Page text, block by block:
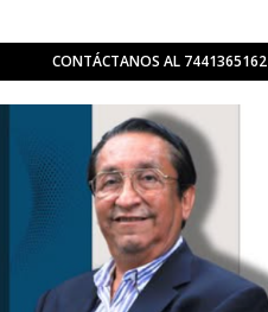
CONTÁCTANOS AL 7441365162